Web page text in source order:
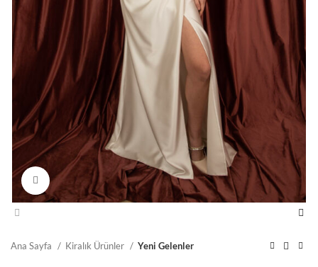
Click to enlarge
Ana Sayfa Kiralık Ürünler Yeni Gelenler